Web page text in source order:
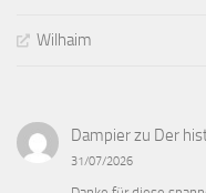
Wilhaim
Dampierzu Der
31/07/2026